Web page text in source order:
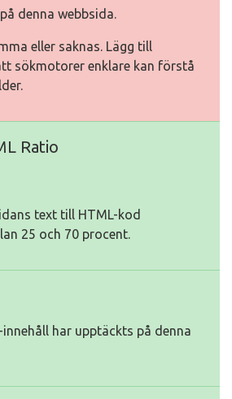
denna webbsida.
eller saknas. Lägg till
sökmotorer enklare kan förstå
Ratio
text till HTML-kod
25 och 70 procent.
innehåll har upptäckts på denna